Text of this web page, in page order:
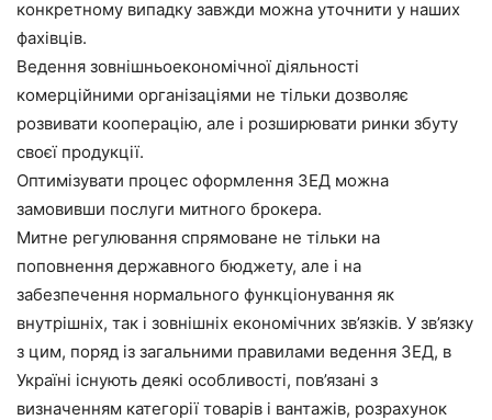
конкретному випадку завжди можна уточнити у наших
фахівців.
Ведення зовнішньоекономічної діяльності
комерційними організаціями не тільки дозволяє
розвивати кооперацію, але і розширювати ринки збуту
своєї продукції.
Оптимізувати процес оформлення ЗЕД можна
замовивши послуги митного брокера.
Митне регулювання спрямоване не тільки на
поповнення державного бюджету, але і на
забезпечення нормального функціонування як
внутрішніх, так і зовнішніх економічних зв’язків. У зв’язку
з цим, поряд із загальними правилами ведення ЗЕД, в
Україні існують деякі особливості, пов’язані з
визначенням категорії товарів і вантажів, розрахунок